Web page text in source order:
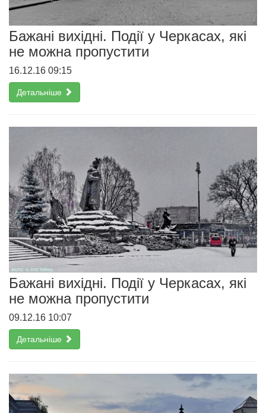
Бажані вихідні. Події у Черкасах, які
не можна пропустити
16.12.16 09:15
Детальніше
Бажані вихідні. Події у Черкасах, які
не можна пропустити
09.12.16 10:07
Детальніше